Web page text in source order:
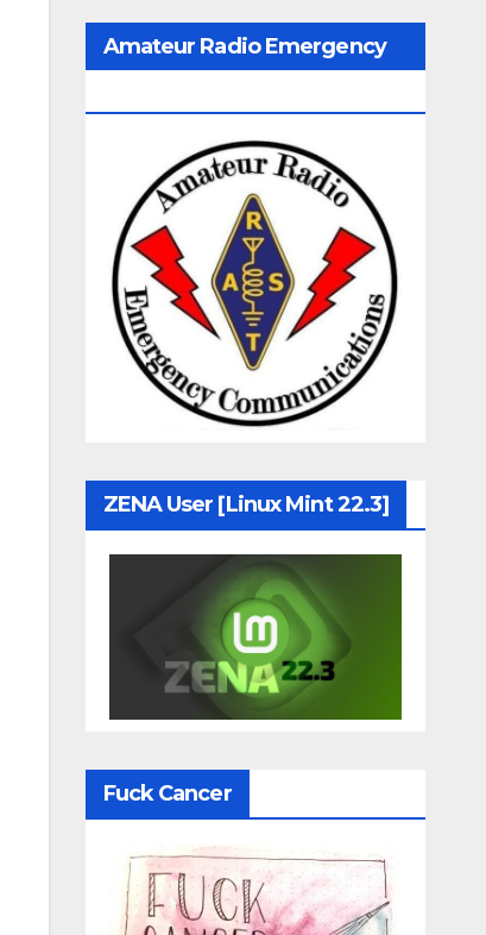
Amateur Radio Emergency
ZENA User [Linux Mint 22.3]
Fuck Cancer